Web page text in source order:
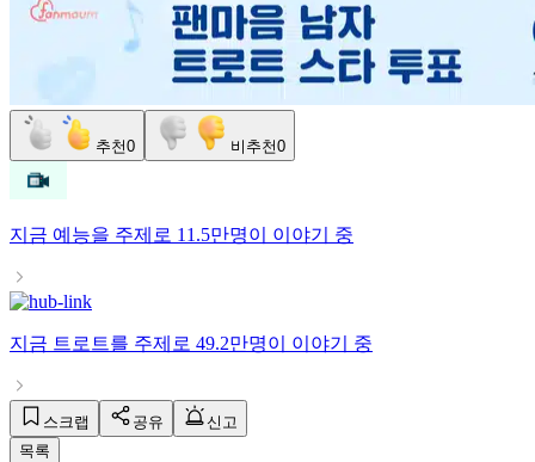
추천0 비추천0
지금 예능을 주제로 11.5만명이 이야기 중
지금 트로트를 주제로 49.2만명이 이야기 중
스크랩 공유
신고
목록